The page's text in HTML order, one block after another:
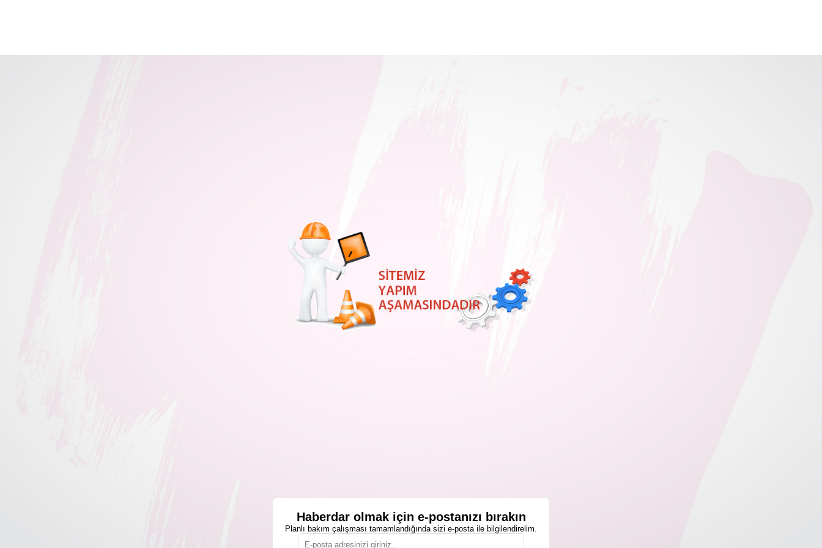
Haberdar olmak için e-postanızı bırakın
Planlı bakım çalışması tamamlandığında sizi e-posta ile bilgilendirelim.